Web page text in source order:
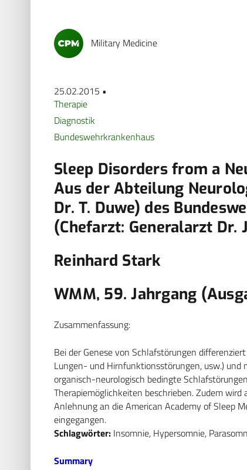
Military Medicine
25.02.2015 •
Therapie
Diagnostik
Bundeswehrkrankenhaus
Sleep Disorders from a
Aus der Abteilung
Dr. T. Duwe) des
(Chefarzt: Generalarzt Dr.
Reinhard Stark
WMM, 59. Jahrgang
Zusammenfassung:
Bei der Genese von Schlafstörungen
Lungen- und Hirnfunktionsstörungen, usw.)
organisch-neurologisch bedingte
Therapiemöglichkeiten beschrieben. Zudem
Anlehnung an die American Academy of Sleep
eingegangen.
Schlagwörter: Insomnie, Hypersomnie,
Summary